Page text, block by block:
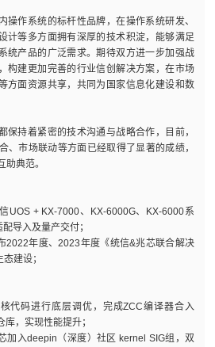
操作系统的标杆性品牌，在操作系统研发、
计等多方面拥有深厚的技术积淀，能够满足
统产品的广泛需求。期待双方进一步加强战
构建更加完善的行业信创解决方案，在市场
方面资源共享，共同为国家信息化建设和数
保持着紧密的技术沟通与战略合作，目前，
、市场联动等方面已经取得了显著的成绩，
助典范。
UOS + KX-7000、KX-6000G、KX-6000系
导入及量产交付；
2022年度、2023年度《统信&兆芯联合解决
建设；
代码进行底层调优，完成ZCC编译器合入
，实现性能提升；
加入deepin（深度）社区 kernel SIG组，双